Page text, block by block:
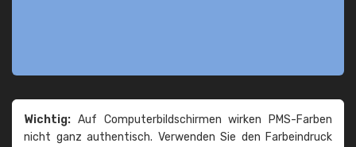
Wichtig: Auf Computerbildschirmen wirken PMS-Farben
nicht ganz authentisch. Verwenden Sie den Farbeindruck